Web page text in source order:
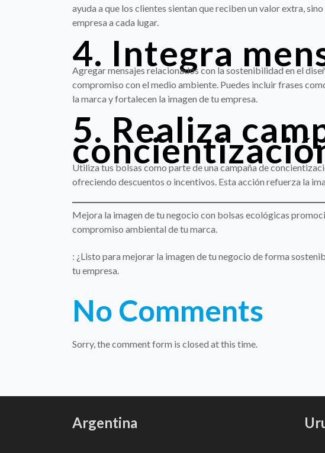
ayuda a que los clientes sientan que reciben un valor extra,
empresa a cada lugar.
4. Integra
Agregar mensajes relacionados con la sostenibilidad en el
compromiso con el medio ambiente. Puedes incluir frases
la marca y fortalecen la imagen de tu empresa.
5. Realiza
Utiliza tus bolsas como parte de una campaña de
ofreciendo descuentos o incentivos. Esta acción refuerza la
Mejora la imagen de tu negocio con bolsas ecológicas
compromiso ambiental de tu marca.
: ¿Listo para mejorar la imagen de tu negocio de forma
tu empresa.
No Comments
Sorry, the comment form is closed at this time.
Argentina